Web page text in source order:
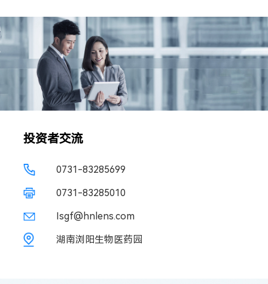
投资者交流
0731-83285699
0731-83285010
Isgf@hnlens.com
湖南浏阳生物医药园